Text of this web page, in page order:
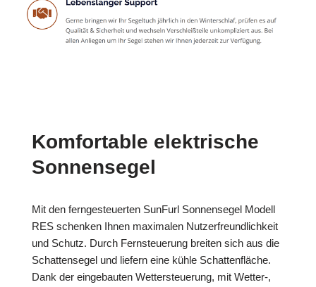
Komfortable elektrische
Sonnensegel
Mit den ferngesteuerten SunFurl Sonnensegel Modell
RES schenken Ihnen maximalen Nutzerfreundlichkeit
und Schutz. Durch Fernsteuerung breiten sich aus die
Schattensegel und liefern eine kühle Schattenfläche.
Dank der eingebauten Wettersteuerung, mit Wetter-,